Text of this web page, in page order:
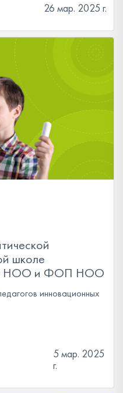
26 мар. 2025 г.
школе
НОО и ФОП НОО
инновационных
5 мар. 2025
г.